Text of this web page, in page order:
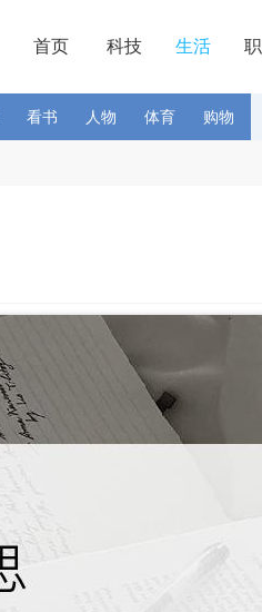
首页 科技 生活
看书 人物 体育 购物